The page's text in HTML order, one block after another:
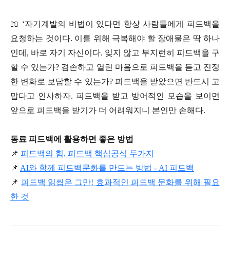
📖 ‘자기계발의 비법이 있다면 항상 사람들에게 피드백을
요청하는 것이다. 이를 위해 극복해야 할 장애물은 딱 하나
인데, 바로 자기 자신이다. 잊지 않고 부지런히 피드백을 구
할 수 있는가? 겸손하고 열린 마음으로 피드백을 듣고 진정
한 변화로 보답할 수 있는가? 피드백을 받았으면 반드시 고
맙다고 인사하자. 피드백을 받고 방어적인 모습을 보이면
앞으로 피드백을 받기가 더 어려워지니 본인만 손해다.
동료 피드백에 활용하면 좋은 방법
📌 피드백의 힘, 피드백 핵심공식 두가지
📌 AI와 함께 피드백문화를 만드는 방법 - AI 피드백
📌 피드백 읽씹은 그만! 효과적인 피드백 문화를 위해 필요
한 것